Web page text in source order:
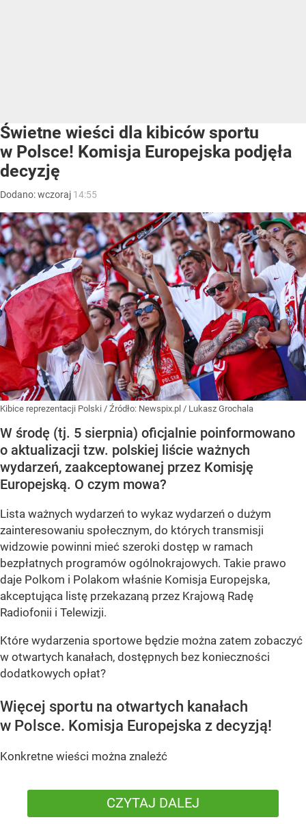
Świetne wieści dla kibiców sportu
w Polsce! Komisja Europejska podjęła
decyzję
Dodano:wczoraj 14:55
Kibice reprezentacji Polski / Źródło: Newspix.pl / Lukasz Grochala
W środę (tj. 5 sierpnia) oficjalnie poinformowano
o aktualizacji tzw. polskiej liście ważnych
wydarzeń, zaakceptowanej przez Komisję
Europejską. O czym mowa?
Lista ważnych wydarzeń to wykaz wydarzeń o dużym
zainteresowaniu społecznym, do których transmisji
widzowie powinni mieć szeroki dostęp w ramach
bezpłatnych programów ogólnokrajowych. Takie prawo
daje Polkom i Polakom właśnie Komisja Europejska,
akceptująca listę przekazaną przez Krajową Radę
Radiofonii i Telewizji.
Które wydarzenia sportowe będzie można zatem zobaczyć
w otwartych kanałach, dostępnych bez konieczności
dodatkowych opłat?
Więcej sportu na otwartych kanałach
w Polsce. Komisja Europejska z decyzją!
Konkretne wieści można znaleźć
CZYTAJ DALEJ